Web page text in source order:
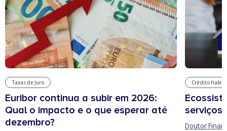
Taxas de Juro
Euribor continua a subir em 2026:
Qual o impacto e o que esperar até
dezembro?
Crédito
serviços
Doutor